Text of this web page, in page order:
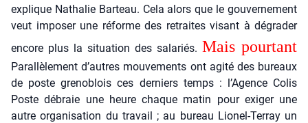
explique Natha­lie Bar­teau. Cela alors que le gou­ver­ne­ment
veut impo­ser une réforme des retraites visant à dégra­der
encore plus la situa­tion des sala­riés. Mais pour­tant
Paral­lè­le­ment d’autres mou­ve­ments ont agi­té des bureaux
de poste gre­no­blois ces der­niers temps : l’Agence Colis
Poste débraie une heure chaque matin pour exi­ger une
autre orga­ni­sa­tion du tra­vail ; au bureau Lio­nel-Ter­ray un